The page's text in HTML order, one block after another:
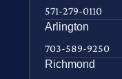
571-279-0110
Arlington
703-589-9250
Richmond